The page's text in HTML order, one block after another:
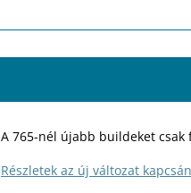
A 765-nél újabb buildeket
Részletek az új változat